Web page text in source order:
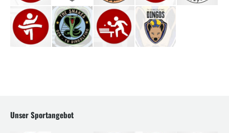
Unser Sportangebot